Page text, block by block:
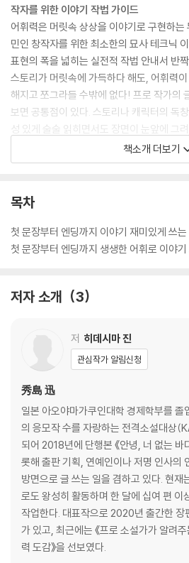
작자를 위한 이야기 작법 가이드
어휘력은 머릿속 상상을 이야기로 구현하
민인 창작자를 위한 최소한의 묘사 테크닉
표현의 폭을 넓히는 실전적 작법 안내서 반
스토리가 머릿속에 가득하다 해도, 어휘력
해지고 쪼그라들 수밖에 없다! 프로 작가의
보면 공통점이 있다. 스토리나 캐릭터의 독
성 있게 술술 읽히면서도 장면이 눈앞에 그
묘사가 눈에 띈다는 점이다. 지극히 현실적
한 설정에 방대한 스케일의 이야기든 적절
무척 흥미로워 보이는데, 막상 읽어 보면 지
책소개 더보기
목차
첫 문장부터 엔딩까지 이야기 재미있게 쓰는
첫 문장부터 엔딩까지 생생한 어휘로 이야기
저자 소개 3
저 히데시마 진
관심작가 알림신청
秀島 迅
일본 아오야마가쿠인대학 경제학부를
의 응모작 수를 자랑하는 전격소설대상
되어 2018년에 단행본 《안녕, 너 없는 바
롯해 출판 기획, 연예인이나 저명 인사의
방면으로 글 쓰는 일을 겸하고 있다. 현재
로도 왕성히 활동하며 한 달에 십여 편 이
작업한다. 대표작으로 2020년 출간한 장
가 있고, 최근에는 《프로 소설가가 알려
력 도감》을 선보였다.